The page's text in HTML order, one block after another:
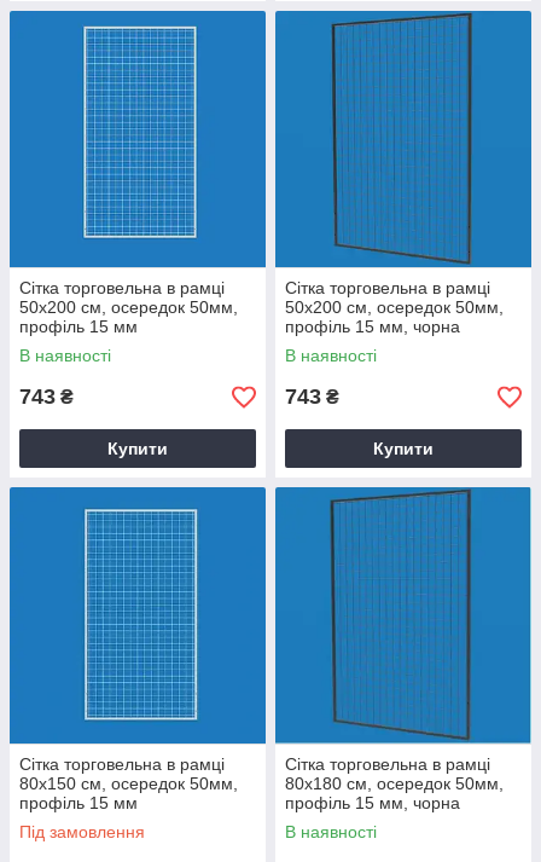
Сітка торговельна в рамці
50х200 см, осередок 50мм,
профіль 15 мм
В наявності
743 ₴
Купити
Сітка торговельна в рамці
50х200 см, осередок 50мм,
профіль 15 мм, чорна
В наявності
743 ₴
Купити
Сітка торговельна в рамці
80х150 см, осередок 50мм,
профіль 15 мм
Під замовлення
Сітка торговельна в рамці
80х180 см, осередок 50мм,
профіль 15 мм, чорна
В наявності